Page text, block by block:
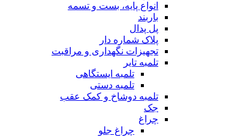
انواع پایه، بست و تسمه
باربند
پل پدال
پلاک شماره دار
تجهیزات نگهداری و مراقبت
تلمبه تایر
تلمبه ایستگاهی
تلمبه دستی
تلمبه دوشاخ و کمک عقب
جک
چراغ
چراغ جلو